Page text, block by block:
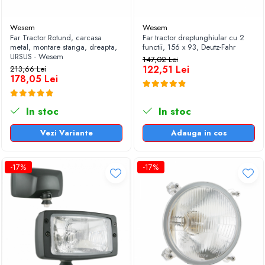
TGS
TGX
Mercedes Actros
Mercedes Actros MP2
Mercedes Actros MP3
Mercedes Actros MP4, MP5
Mercedes Actros MP6
Mercedes Arocs
Magnum
Premium
Scania R S G P Next Generation
Scania RPG
Wesem
Far Tractor Rotund, carcasa
metal, montare stanga, dreapta,
URSUS - Wesem
213,66 Lei
178,05 Lei
In stoc
Vezi Variante
Wesem
Far tractor dreptunghiular cu 2
functii, 156 x 93, Deutz-Fahr
147,02 Lei
122,51 Lei
In stoc
Adauga in cos
-17% -17%